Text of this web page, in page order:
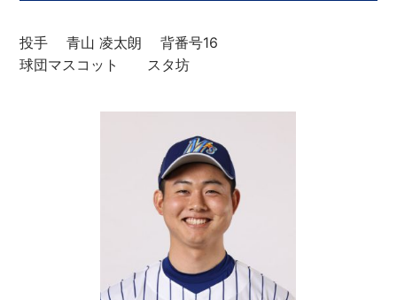
投手 青山 凌太朗 背番号16
球団マスコット スタ坊